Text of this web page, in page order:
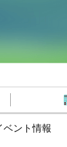
ベント情報